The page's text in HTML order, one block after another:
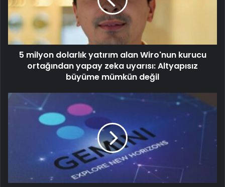
5 milyon dolarlık yatırım alan Wiro'nun kurucu
ortağından yapay zeka uyarısı: Altyapısız
büyüme mümkün değil